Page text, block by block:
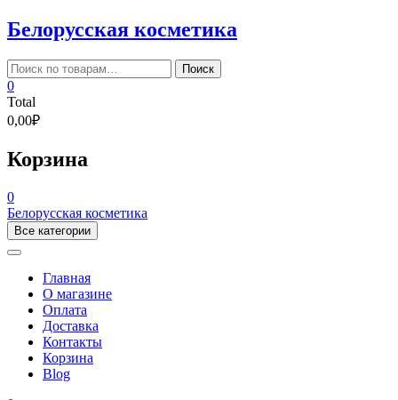
Skip
to
content
Белорусская косметика
Искать: Поиск
0
Total
0,00₽
Корзина
0
Белорусская косметика
Все категории
Главная
О магазине
Оплата
Доставка
Контакты
Корзина
Blog